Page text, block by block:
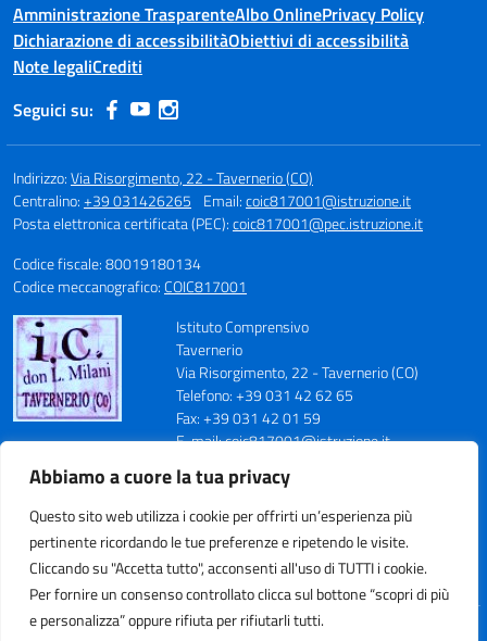
Abbiamo a cuore la tua privacy
Questo sito web utilizza i cookie per offrirti un’esperienza più
pertinente ricordando le tue preferenze e ripetendo le visite.
Cliccando su "Accetta tutto", acconsenti all'uso di TUTTI i cookie.
Per fornire un consenso controllato clicca sul bottone “scopri di più
e personalizza” oppure rifiuta per rifiutarli tutti.
Amministrazione TrasparenteAlbo OnlinePrivacy Policy
Dichiarazione di accessibilitàObiettivi di accessibilità
Note legaliCrediti
Seguici su:
Indirizzo:Via Risorgimento, 22 - Tavernerio (CO)
Centralino:+39 031426265 Email:coic817001@istruzione.it
Posta elettronica certificata (PEC):coic817001@pec.istruzione.it
Codice fiscale: 80019180134
Codice meccanografico:COIC817001
Istituto Comprensivo
Tavernerio
Via Risorgimento, 22 - Tavernerio (CO)
Telefono: +39 031 42 62 65
Fax: +39 031 42 01 59
E-mail: coic817001@istruzione.it
Codice Meccanografico: COIC817001
Codice Fiscale: 80019180134
Cod. IPA: istsc_coic817001
Codice Univoco Ufficio: UFN70S